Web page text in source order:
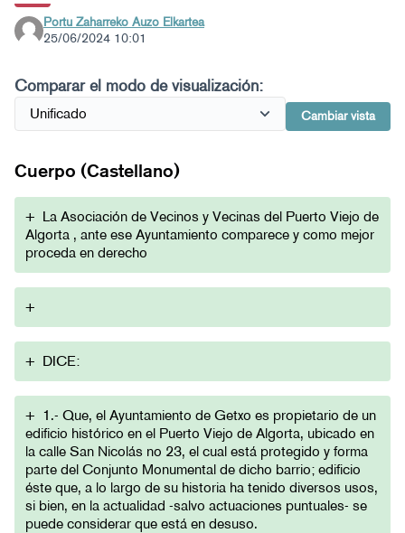
Portu Zaharreko Auzo Elkartea
25/06/2024 10:01
Comparar el modo de visualización:
Cambiar vista
Cuerpo (Castellano)
+ La Asociación de Vecinos y Vecinas del Puerto Viejo de
Algorta , ante ese Ayuntamiento comparece y como mejor
proceda en derecho
+
+ DICE:
+ 1.- Que, el Ayuntamiento de Getxo es propietario de un
edificio histórico en el Puerto Viejo de Algorta, ubicado en
la calle San Nicolás no 23, el cual está protegido y forma
parte del Conjunto Monumental de dicho barrio; edificio
éste que, a lo largo de su historia ha tenido diversos usos,
si bien, en la actualidad -salvo actuaciones puntuales- se
puede considerar que está en desuso.